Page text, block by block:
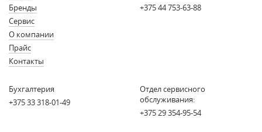
Бренды
Сервис
О компании
Прайс
Контакты
+375 44 753-63-88
Бухгалтерия
+375 33 318-01-49
Отдел сервисного
обслуживания:
+375 29 354-95-54